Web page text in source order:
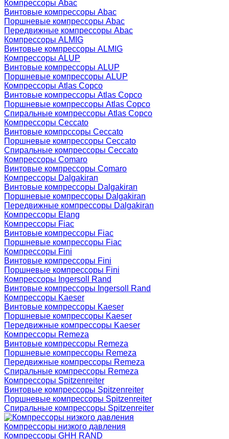
Компрессоры Abac
Винтовые компрессоры Abac
Поршневые компрессоры Abac
Передвижные компрессоры Abac
Компрессоры ALMIG
Винтовые компрессоры ALMIG
Компрессоры ALUP
Винтовые компрессоры ALUP
Поршневые компрессоры ALUP
Компрессоры Atlas Copco
Винтовые компрессоры Atlas Copco
Поршневые компрессоры Atlas Copco
Спиральные компрессоры Atlas Copco
Компрессоры Ceccato
Винтовые компрссоры Ceccato
Поршневые компрессоры Ceccato
Спиральные компрессоры Ceccato
Компрессоры Comaro
Винтовые компрессоры Comaro
Компрессоры Dalgakiran
Винтовые компрессоры Dalgakiran
Поршневые компрессоры Dalgakiran
Передвижные компрессоры Dalgakiran
Компрессоры Elang
Компрессоры Fiac
Винтовые компрессоры Fiac
Поршневые компрессоры Fiac
Компрессоры Fini
Винтовые компрессоры Fini
Поршневые компрессоры Fini
Компрессоры Ingersoll Rand
Винтовые компрессоры Ingersoll Rand
Компрессоры Kaeser
Винтовые компрессоры Kaeser
Поршневые компрессоры Kaeser
Передвижные компрессоры Kaeser
Компрессоры Remeza
Винтовые компрессоры Remeza
Поршневые компрессоры Remeza
Передвижные компрессоры Remeza
Спиральные компрессоры Remeza
Компрессоры Spitzenreiter
Винтовые компрессоры Spitzenreiter
Поршневые компрессоры Spitzenreiter
Спиральные компрессоры Spitzenreiter
Компрессоры низкого давления
Компрессоры GHH RAND